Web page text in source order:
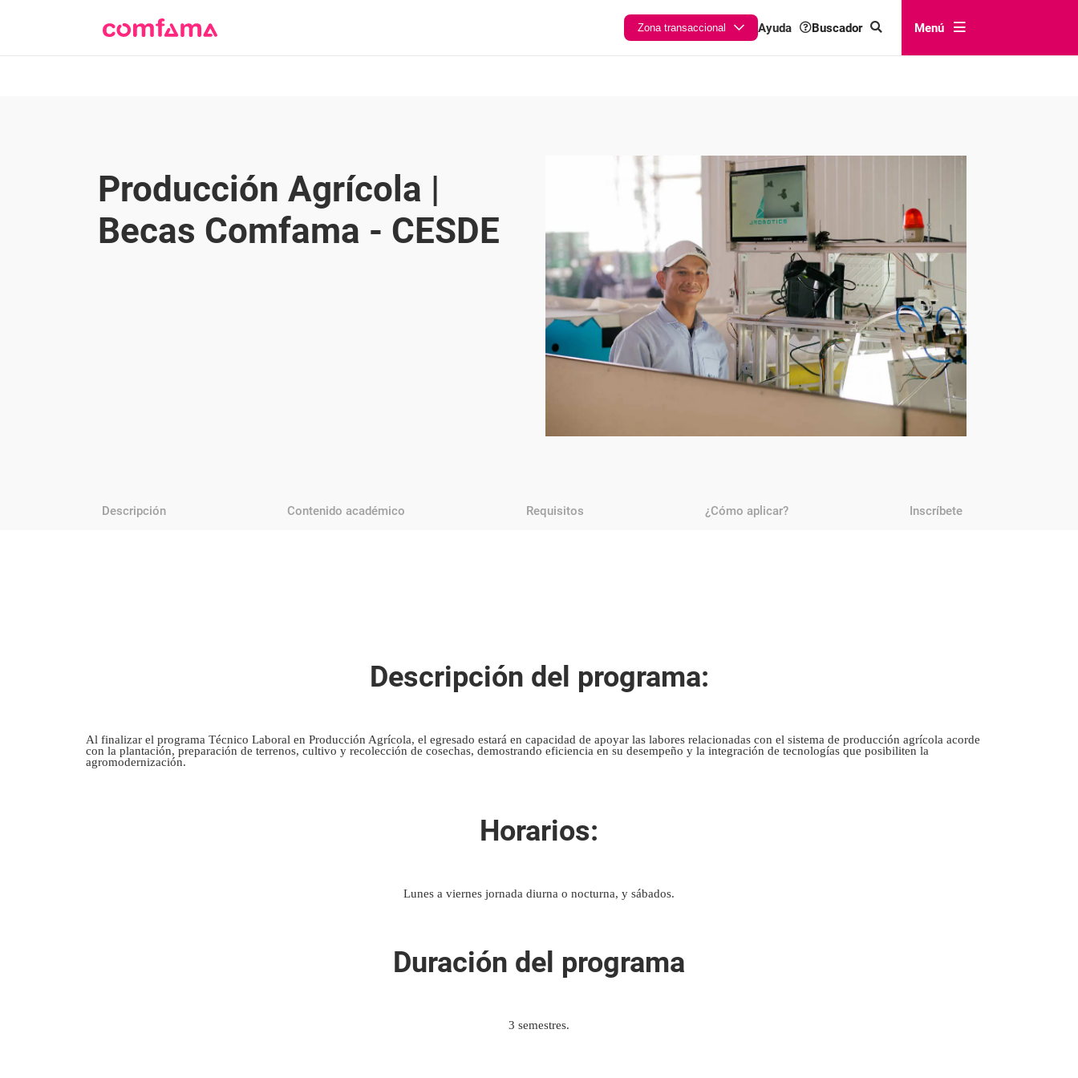
Zona transaccional Ayuda Buscador Menú
Producción Agrícola |
Becas Comfama - CESDE
Descripción Contenido académico Requisitos ¿Cómo aplicar? Inscríbete
Descripción del programa:
Al finalizar el programa Técnico Laboral en Producción Agrícola, el egresado estará en capacidad de apoyar las labores relacionadas con el sistema de producción agrícola acorde
con la plantación, preparación de terrenos, cultivo y recolección de cosechas, demostrando eficiencia en su desempeño y la integración de tecnologías que posibiliten la
agromodernización.
Horarios:
Lunes a viernes jornada diurna o nocturna, y sábados.
Duración del programa
3 semestres.